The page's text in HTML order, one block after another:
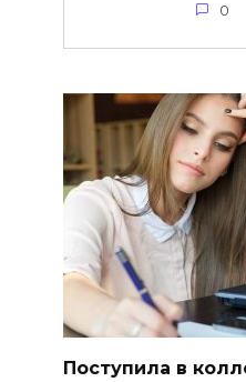
0
Поступила в